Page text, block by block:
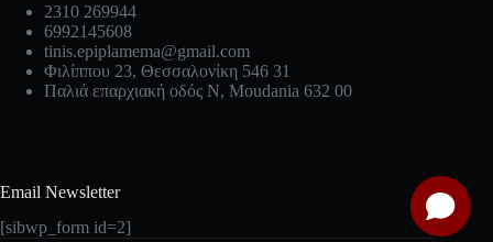
2310 269944
6992145608
tinis.epiplamema@gmail.com
Φιλίππου 23, Θεσσαλονίκη 546 31
Παλιά επαρχιακή οδός Ν, Moudania 632 00
Email Newsletter
[sibwp_form id=2]